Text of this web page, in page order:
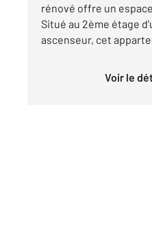
rénové offre un
Situé au 2ème étage
ascenseur, cet
Voir le